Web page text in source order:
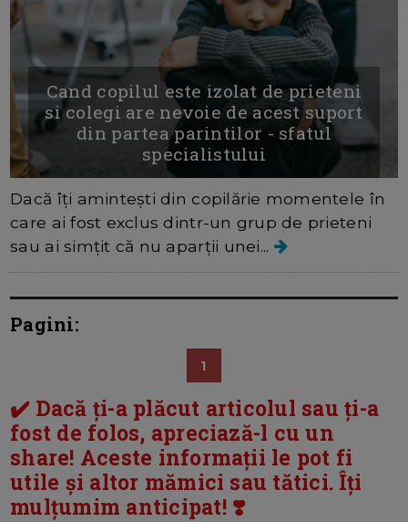
Cand copilul este izolat de prieteni
si colegi are nevoie de acest suport
din partea parintilor - sfatul
specialistului
Dacă îți amintești din copilărie momentele în
care ai fost exclus dintr-un grup de prieteni
sau ai simțit că nu aparții unei...
Pagini:
1
✔️ Dacă ți-a plăcut articolul sau ți-a
fost de folos, apreciază-l cu un
share! Aceste informații le pot fi
utile și altor mămici sau tătici. Îți
mulțumim anticipat! ❣️